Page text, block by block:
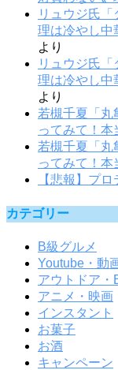
リュウジ氏
理は冷やし中
より
リュウジ氏
理は冷やし中
より
若槻千夏「丸
ってみて！本
若槻千夏「丸
ってみて！本
【悲報】プ
カテゴリー
B級グルメ
Youtube・動
アウトドア・
アニメ・映画
インスタント
お菓子
お酒
キャンペーン